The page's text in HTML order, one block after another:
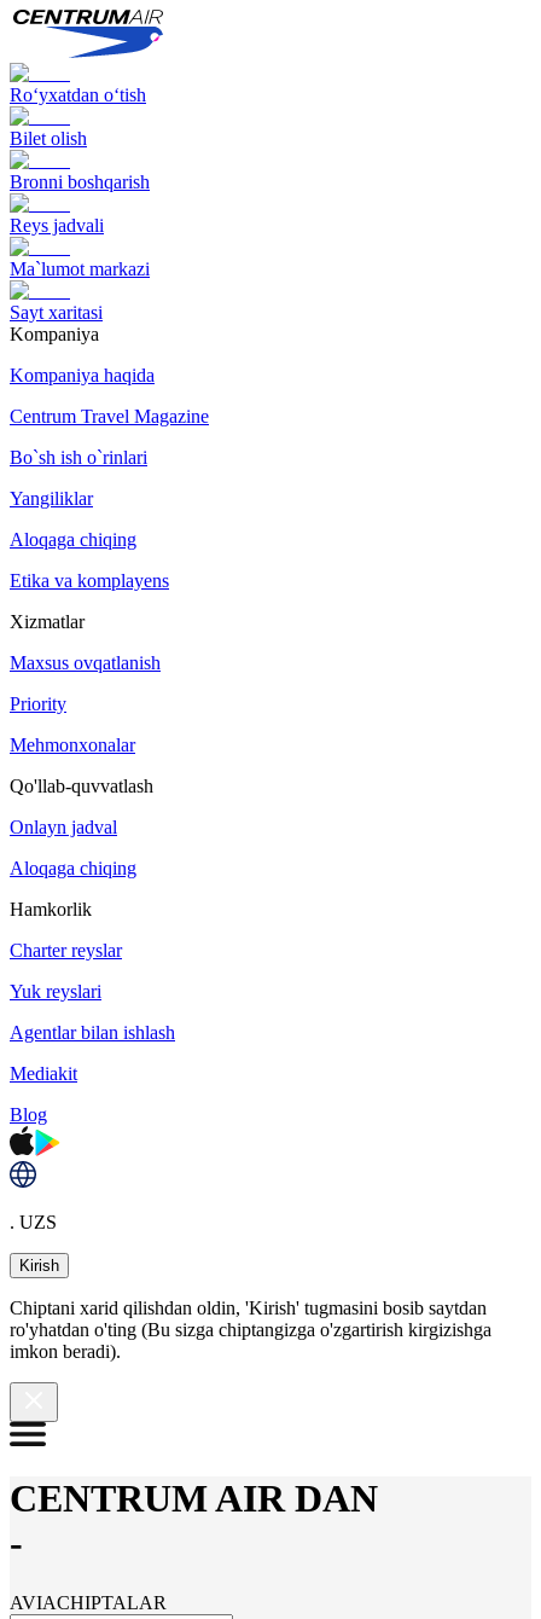
Ro‘yxatdan o‘tish
Bilet olish
Bronni boshqarish
Reys jadvali
Ma`lumot markazi
Sayt xaritasi
Kompaniya
Kompaniya haqida
Centrum Travel Magazine
Bo`sh ish o`rinlari
Yangiliklar
Aloqaga chiqing
Etika va komplayens
Xizmatlar
Maxsus ovqatlanish
Priority
Mehmonxonalar
Qo'llab-quvvatlash
Onlayn jadval
Aloqaga chiqing
Hamkorlik
Charter reyslar
Yuk reyslari
Agentlar bilan ishlash
Mediakit
Blog
. UZS
Kirish
Chiptani xarid qilishdan oldin, 'Kirish' tugmasini bosib saytdan
ro'yhatdan o'ting (Bu sizga chiptangizga o'zgartirish kirgizishga
imkon beradi).
CENTRUM AIR DAN
-
AVIACHIPTALAR